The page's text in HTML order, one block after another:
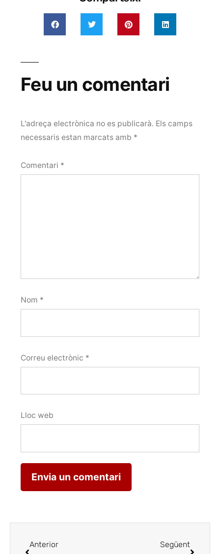
Feu un comentari
L'adreça electrònica no es publicarà. Els camps
necessaris estan marcats amb *
Comentari *
Nom *
Correu electrònic *
Lloc web
Anterior Següent